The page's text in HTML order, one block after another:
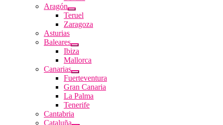
Aragón
Teruel
Zaragoza
Asturias
Baleares
Ibiza
Mallorca
Canarias
Fuerteventura
Gran Canaria
La Palma
Tenerife
Cantabria
Cataluña